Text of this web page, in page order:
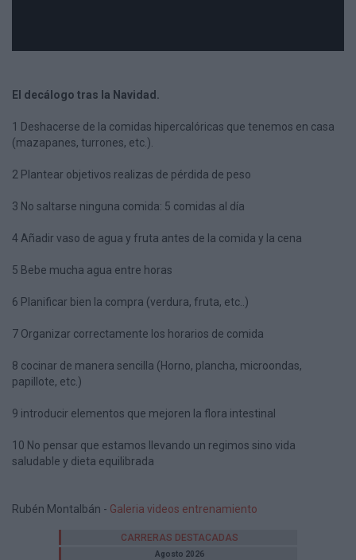
El decálogo tras la Navidad.
1 Deshacerse de la comidas hipercalóricas que tenemos en casa
(mazapanes, turrones, etc.).
2 Plantear objetivos realizas de pérdida de peso
3 No saltarse ninguna comida: 5 comidas al día
4 Añadir vaso de agua y fruta antes de la comida y la cena
5 Bebe mucha agua entre horas
6 Planificar bien la compra (verdura, fruta, etc..)
7 Organizar correctamente los horarios de comida
8 cocinar de manera sencilla (Horno, plancha, microondas,
papillote, etc.)
9 introducir elementos que mejoren la flora intestinal
10 No pensar que estamos llevando un regimos sino vida
saludable y dieta equilibrada
Rubén Montalbán - Galeria videos entrenamiento
CARRERAS DESTACADAS
Agosto 2026